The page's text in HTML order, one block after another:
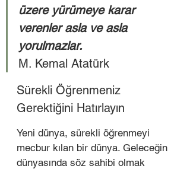
üzere yürümeye karar
verenler asla ve asla
yorulmazlar.
M. Kemal Atatürk
Sürekli Öğrenmeniz
Gerektiğini Hatırlayın
Yeni dünya, sürekli öğrenmeyi
mecbur kılan bir dünya. Geleceğin
dünyasında söz sahibi olmak